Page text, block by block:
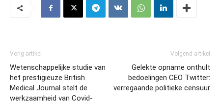
Vorig artikel
Wetenschappelijke studie van
het prestigieuze British
Medical Journal stelt de
werkzaamheid van Covid-
Volgend artikel
Gelekte opname onthult
bedoelingen CEO Twitter:
verregaande politieke censuur